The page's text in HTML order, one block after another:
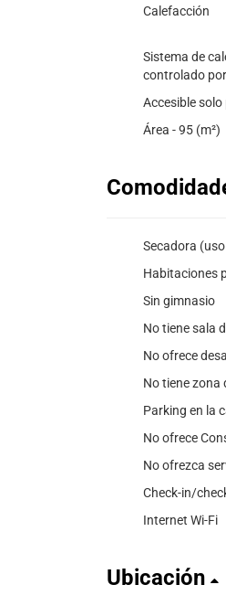
Calefacción
Sistema de
controlado
Accesible
Área - 95 (m²)
Secadora
Habitaciones
Sin gimnasio
No tiene sala
No ofrece
No tiene zona
Parking en la
No ofrece
No ofrezca
Check-in/
Internet Wi-Fi
Ubicación